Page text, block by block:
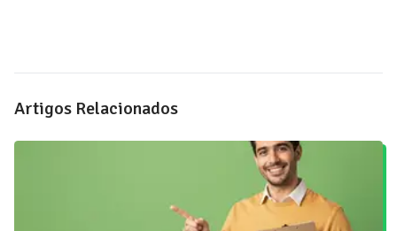
Artigos Relacionados